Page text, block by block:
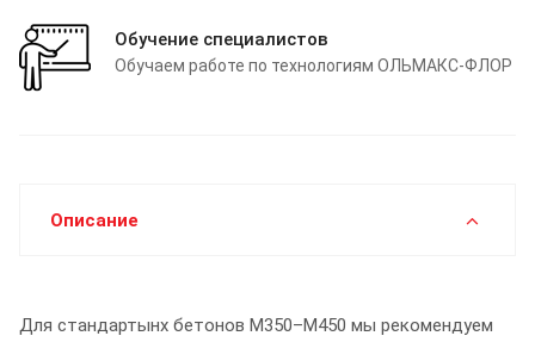
Обучение специалистов
Обучаем работе по технологиям ОЛЬМАКС-ФЛОР
Описание
Для стандартынх бетонов М350–М450 мы рекомендуем